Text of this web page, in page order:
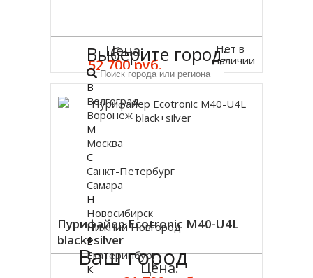
Цена:
52 700 руб.
Нет в
наличии
Пурифайер Ecotronic M40-U4L
black+silver
Цена:
Ваш город
Выберите город:
В
Волгоград
Воронеж
М
Москва
С
Санкт-Петербург
Самара
Н
Новосибирск
Нижний Новгород
Е
Екатеринбург
К